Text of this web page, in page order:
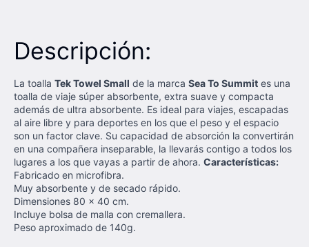
Descripción:
La toalla Tek Towel Small de la marca Sea To Summit es una
toalla de viaje súper absorbente, extra suave y compacta
además de ultra absorbente. Es ideal para viajes, escapadas
al aire libre y para deportes en los que el peso y el espacio
son un factor clave. Su capacidad de absorción la convertirán
en una compañera inseparable, la llevarás contigo a todos los
lugares a los que vayas a partir de ahora. Características:
Fabricado en microfibra.
Muy absorbente y de secado rápido.
Dimensiones 80 x 40 cm.
Incluye bolsa de malla con cremallera.
Peso aproximado de 140g.